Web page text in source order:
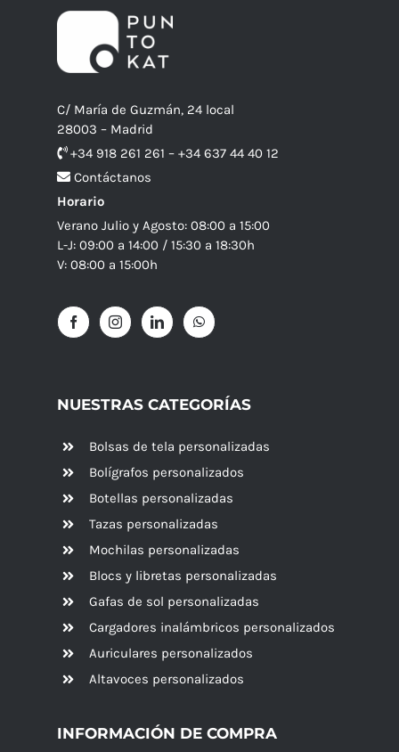
C/ María de Guzmán, 24 local
28003 – Madrid
+34 918 261 261 – +34 637 44 40 12
Contáctanos
Horario
Verano Julio y Agosto: 08:00 a 15:00
L-J: 09:00 a 14:00 / 15:30 a 18:30h
V: 08:00 a 15:00h
NUESTRAS CATEGORÍAS
Bolsas de tela personalizadas
Bolígrafos personalizados
Botellas personalizadas
Tazas personalizadas
Mochilas personalizadas
Blocs y libretas personalizadas
Gafas de sol personalizadas
Cargadores inalámbricos personalizados
Auriculares personalizados
Altavoces personalizados
INFORMACIÓN DE COMPRA